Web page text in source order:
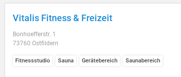
Vitalis Fitness & Freizeit
Bonhoefferstr. 1
73760 Ostfildern
Fitnessstudio Sauna Gerätebereich Saunabereich